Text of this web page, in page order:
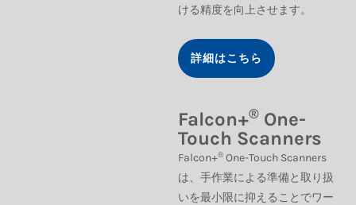
ける精度を向上させます。
詳細はこちら
Falcon+® One-
Touch Scanners
Falcon+® One-Touch Scanners
は、手作業による準備と取り扱
いを最小限に抑えることでワー